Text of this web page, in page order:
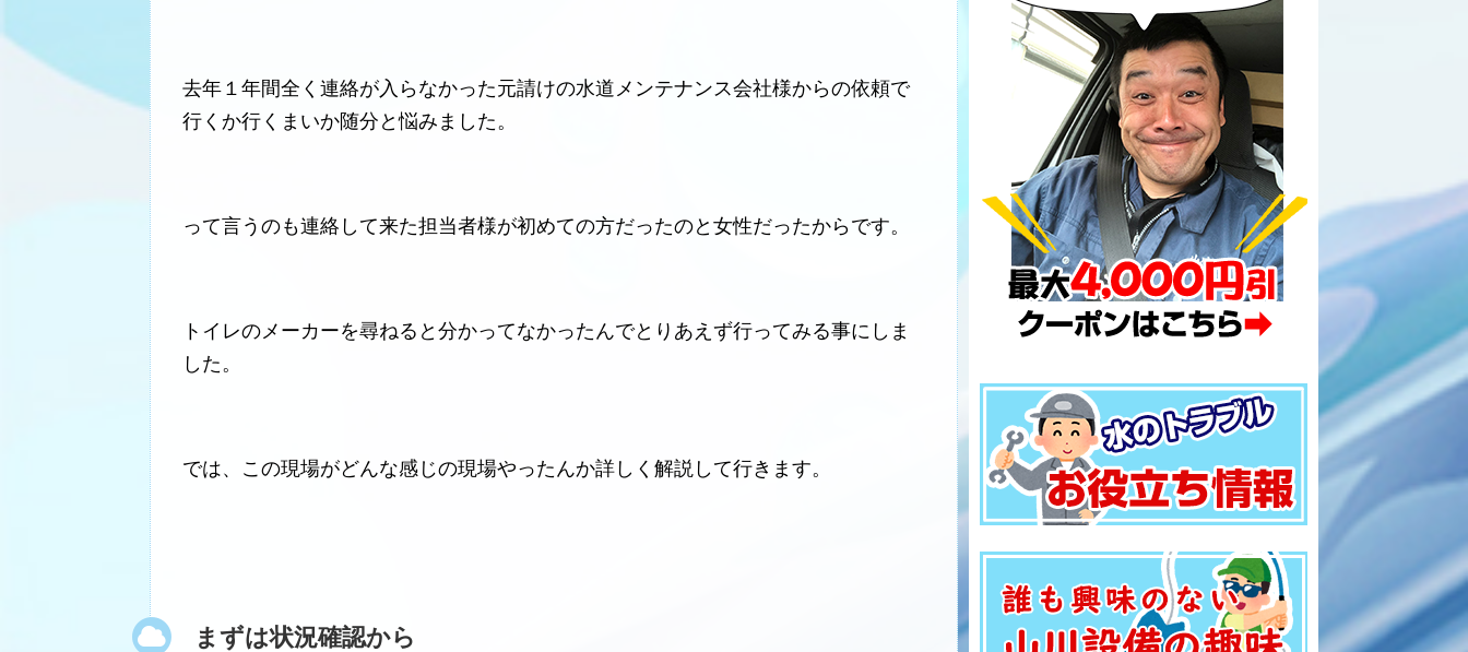
去年１年間全く連絡が入らなかった元請けの水道メンテナンス会社様からの依頼で
行くか行くまいか随分と悩みました。
って言うのも連絡して来た担当者様が初めての方だったのと女性だったからです。
トイレのメーカーを尋ねると分かってなかったんでとりあえず行ってみる事にしま
した。
では、この現場がどんな感じの現場やったんか詳しく解説して行きます。
まずは状況確認から